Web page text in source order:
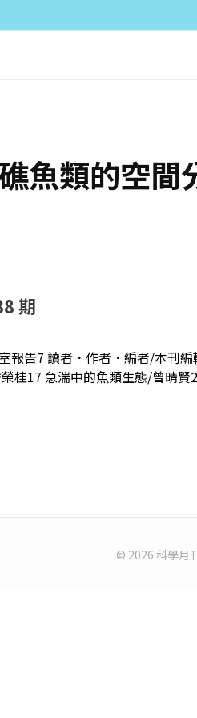
魚類的空間
期
報告7 讀者．作者．編者/本
桂17 急湍中的魚類生態/曾晴賢
© 2026 科學月